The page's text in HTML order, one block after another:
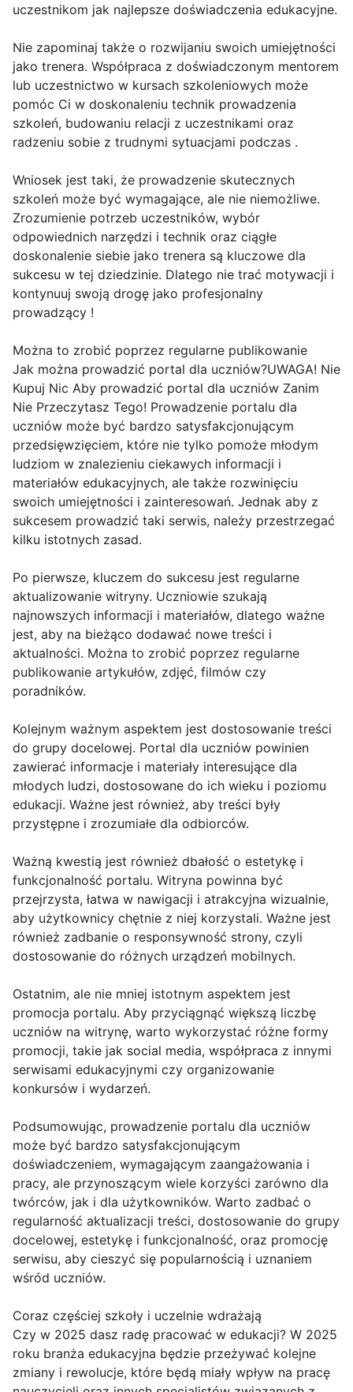
uczestnikom jak najlepsze doświadczenia edukacyjne.
Nie zapominaj także o rozwijaniu swoich umiejętności
jako trenera. Współpraca z doświadczonym mentorem
lub uczestnictwo w kursach szkoleniowych może
pomóc Ci w doskonaleniu technik prowadzenia
szkoleń, budowaniu relacji z uczestnikami oraz
radzeniu sobie z trudnymi sytuacjami podczas .
Wniosek jest taki, że prowadzenie skutecznych
szkoleń może być wymagające, ale nie niemożliwe.
Zrozumienie potrzeb uczestników, wybór
odpowiednich narzędzi i technik oraz ciągłe
doskonalenie siebie jako trenera są kluczowe dla
sukcesu w tej dziedzinie. Dlatego nie trać motywacji i
kontynuuj swoją drogę jako profesjonalny
prowadzący !
Można to zrobić poprzez regularne publikowanie
Jak można prowadzić portal dla uczniów?UWAGA! Nie
Kupuj Nic Aby prowadzić portal dla uczniów Zanim
Nie Przeczytasz Tego! Prowadzenie portalu dla
uczniów może być bardzo satysfakcjonującym
przedsięwzięciem, które nie tylko pomoże młodym
ludziom w znalezieniu ciekawych informacji i
materiałów edukacyjnych, ale także rozwinięciu
swoich umiejętności i zainteresowań. Jednak aby z
sukcesem prowadzić taki serwis, należy przestrzegać
kilku istotnych zasad.
Po pierwsze, kluczem do sukcesu jest regularne
aktualizowanie witryny. Uczniowie szukają
najnowszych informacji i materiałów, dlatego ważne
jest, aby na bieżąco dodawać nowe treści i
aktualności. Można to zrobić poprzez regularne
publikowanie artykułów, zdjęć, filmów czy
poradników.
Kolejnym ważnym aspektem jest dostosowanie treści
do grupy docelowej. Portal dla uczniów powinien
zawierać informacje i materiały interesujące dla
młodych ludzi, dostosowane do ich wieku i poziomu
edukacji. Ważne jest również, aby treści były
przystępne i zrozumiałe dla odbiorców.
Ważną kwestią jest również dbałość o estetykę i
funkcjonalność portalu. Witryna powinna być
przejrzysta, łatwa w nawigacji i atrakcyjna wizualnie,
aby użytkownicy chętnie z niej korzystali. Ważne jest
również zadbanie o responsywność strony, czyli
dostosowanie do różnych urządzeń mobilnych.
Ostatnim, ale nie mniej istotnym aspektem jest
promocja portalu. Aby przyciągnąć większą liczbę
uczniów na witrynę, warto wykorzystać różne formy
promocji, takie jak social media, współpraca z innymi
serwisami edukacyjnymi czy organizowanie
konkursów i wydarzeń.
Podsumowując, prowadzenie portalu dla uczniów
może być bardzo satysfakcjonującym
doświadczeniem, wymagającym zaangażowania i
pracy, ale przynoszącym wiele korzyści zarówno dla
twórców, jak i dla użytkowników. Warto zadbać o
regularność aktualizacji treści, dostosowanie do grupy
docelowej, estetykę i funkcjonalność, oraz promocję
serwisu, aby cieszyć się popularnością i uznaniem
wśród uczniów.
Coraz częściej szkoły i uczelnie wdrażają
Czy w 2025 dasz radę pracować w edukacji? W 2025
roku branża edukacyjna będzie przeżywać kolejne
zmiany i rewolucje, które będą miały wpływ na pracę